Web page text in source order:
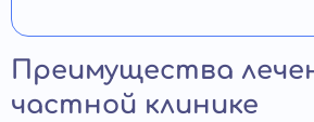
Преимущества
частной клинике